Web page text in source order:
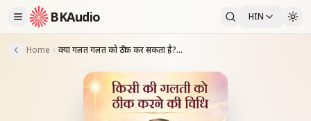
BKAudio HIN
Home क्या गलत गलत को ठीक कर सकता है?-20-10-08